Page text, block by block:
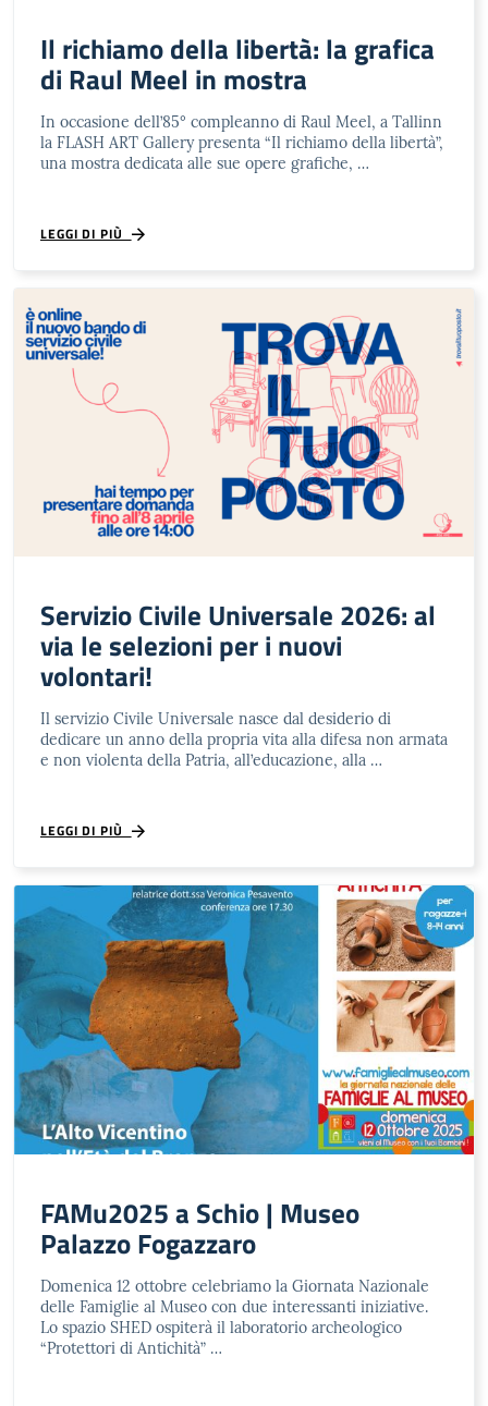
Il richiamo della libertà: la grafica
di Raul Meel in mostra
In occasione dell’85° compleanno di Raul Meel, a Tallinn
la FLASH ART Gallery presenta “Il richiamo della libertà”,
una mostra dedicata alle sue opere grafiche, …
LEGGI DI PIÙ
Servizio Civile Universale 2026: al
via le selezioni per i nuovi
volontari!
Il servizio Civile Universale nasce dal desiderio di
dedicare un anno della propria vita alla difesa non armata
e non violenta della Patria, all’educazione, alla …
LEGGI DI PIÙ
FAMu2025 a Schio | Museo
Palazzo Fogazzaro
Domenica 12 ottobre celebriamo la Giornata Nazionale
delle Famiglie al Museo con due interessanti iniziative.
Lo spazio SHED ospiterà il laboratorio archeologico
“Protettori di Antichità” …